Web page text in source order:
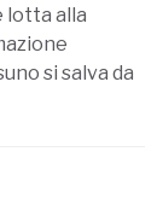
lotta alla
si salva da